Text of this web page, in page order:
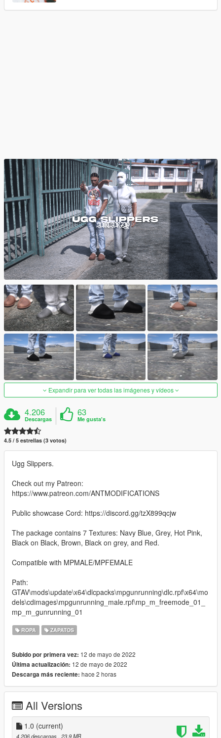
Expandir para ver todas las imágenes y vídeos
4.206
Descargas
63
Me gusta's
4.5 / 5 estrellas (3 votos)
Ugg Slippers.
Check out my Patreon:
https://www.patreon.com/ANTMODIFICATIONS
Public showcase Cord: https://discord.gg/tzX899qcjw
The package contains 7 Textures: Navy Blue, Grey, Hot Pink,
Black on Black, Brown, Black on grey, and Red.
Compatible with MPMALE/MPFEMALE
Path:
GTAV\mods\update\x64\dlcpacks\mpgunrunning\dlc.rpf\x64\mo
dels\cdimages\mpgunrunning_male.rpf\mp_m_freemode_01_
mp_m_gunrunning_01
ROPA ZAPATOS
Subido por primera vez: 12 de mayo de 2022
Última actualización: 12 de mayo de 2022
Descarga más reciente: hace 2 horas
All Versions
1.0 (current)
4.206 descargas , 23,9 MB